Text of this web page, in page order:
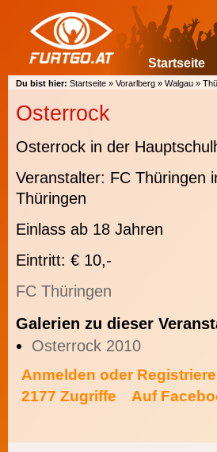
Startseite
Du bist hier: Startseite » Vorarlberg » Walgau »
Osterrock
Osterrock in der
Veranstalter: FC Thüringen
Thüringen
Einlass ab 18 Jahren
Eintritt: € 10,-
FC Thüringen
Galerien zu dieser
Osterrock 2010
Anmelden oder
2177 Zugriffe
Auf